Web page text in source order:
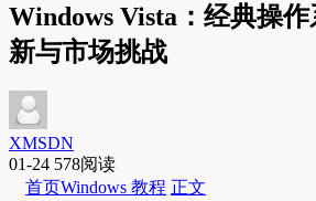
Windows Vista：经典操
新与市场挑战
XMSDN
01-24 578阅读
首页Windows 教程 正文